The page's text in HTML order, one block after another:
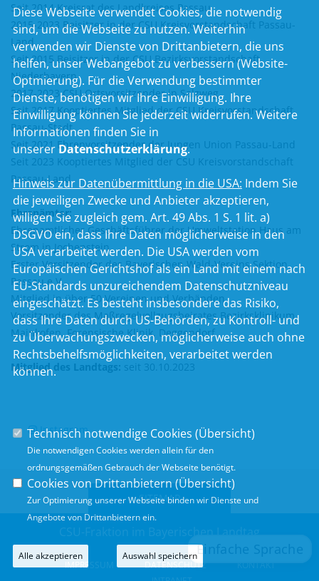
Seit 2014 Kreisrat des Landkreises Passau
2015-2023 Beisitzer in der CSU Kreisvorstandschaft Passau-
Land
Seit 2015 Beisitzer in der CSU Bezirksvorstandschaft
Niederbayern
2017-2023 CSU Ortsvorsitzender in Salzweg
Seit 2017 Kooptiertes Mitglied der CSU Kreisvorstandschaft
Passau-Stadt
Seit 2021 Ehrenvorsitzender der Jungen Union Passau-Land
Seit 2023 Kooptiertes Mitglied der CSU Kreisvorstandschaft
Passau-Land
Ehrenämter:
Ehrenamtlicher Geschäftsführer der Umweltstation Haus am
Strom in Jochenstein
Erster Vorsitzender des Bayerischen Wald-Vereins Sektion
Passau e.V.
Mitglied in über 50 Vereinen und Verbänden
Vorsitzender des Maßregelvollzugsbeirates Bezirksklinikum
Mainkofen, Forensische Klinik, Deggendorf
Mitglied des Landtags: seit 30.10.2023
Instagram
SITEMAP
CSU-Fraktion im Bayerischen Landtag
IMPRESSUM DATENSCHUTZ
KONTAKT
Diese Webseite verwendet Cookies, die notwendig
sind, um die Webseite zu nutzen. Weiterhin
verwenden wir Dienste von Drittanbietern, die uns
helfen, unser Webangebot zu verbessern (Website-
Optmierung). Für die Verwendung bestimmter
Dienste, benötigen wir Ihre Einwilligung. Ihre
Einwilligung können Sie jederzeit widerrufen. Weitere
Informationen finden Sie in
unsererDatenschutzerklärung.
Hinweis zur Datenübermittlung in die USA: Indem Sie
die jeweiligen Zwecke und Anbieter akzeptieren,
willigen Sie zugleich gem. Art. 49 Abs. 1 S. 1 lit. a)
DSGVO ein, dass Ihre Daten möglicherweise in den
USA verarbeitet werden. Die USA werden vom
Europäischen Gerichtshof als ein Land mit einem nach
EU-Standards unzureichendem Datenschutzniveau
eingeschätzt. Es besteht insbesondere das Risiko,
dass Ihre Daten durch US-Behörden, zu Kontroll- und
zu Überwachungszwecken, möglicherweise auch ohne
Rechtsbehelfsmöglichkeiten, verarbeitet werden
können.
Technisch notwendige Cookies (Übersicht)
Die notwendigen Cookies werden allein für den
ordnungsgemäßen Gebrauch der Webseite benötigt.
Cookies von Drittanbietern (Übersicht)
Zur Optimierung unserer Webseite binden wir Dienste und
Angebote von Drittanbietern ein.
Alle akzeptieren Auswahl speichern